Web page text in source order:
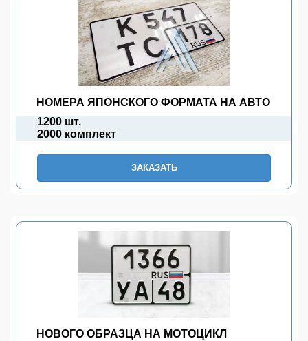
НОМЕРА ЯПОНСКОГО ФОРМАТА НА АВТО
1200 шт.
2000 комплект
ЗАКАЗАТЬ
НОВОГО ОБРАЗЦА НА МОТОЦИКЛ